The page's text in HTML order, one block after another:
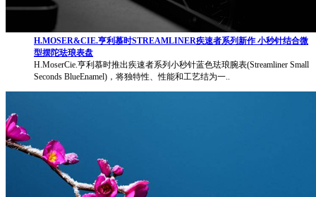
H.MOSER&CIE.亨利慕时STREAMLINER疾速者系列新作 小秒针结合微
型摆陀珐琅表盘
H.MoserCie.亨利慕时推出疾速者系列小秒针蓝色珐琅腕表(Streamliner Small
Seconds BlueEnamel)，将独特性、性能和工艺结为一..